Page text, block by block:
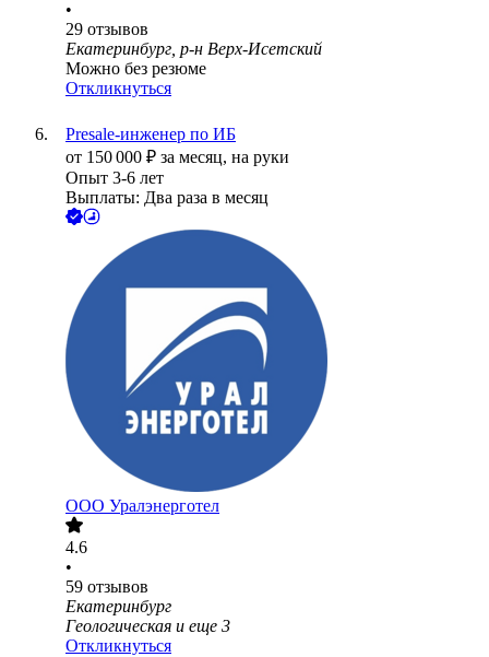
•
29 отзывов
Екатеринбург, р-н Верх-Исетский
Можно без резюме
Откликнуться
Presale-инженер по ИБ
от 150 000 ₽ за месяц, на руки
Опыт 3-6 лет
Выплаты: Два раза в месяц
ООО Уралэнерготел
4.6
•
59 отзывов
Екатеринбург
Геологическая и еще 3
Откликнуться